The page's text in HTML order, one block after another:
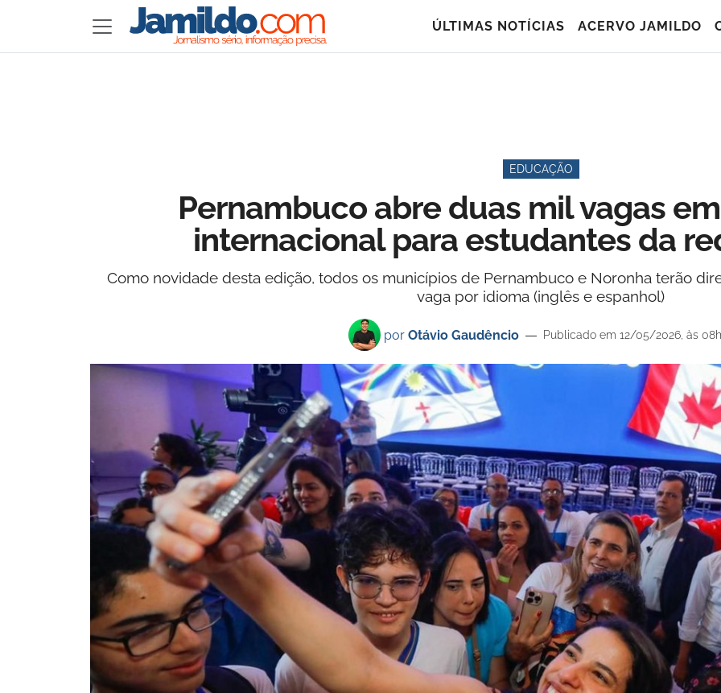
ÚLTIMAS NOTÍCIAS ACERVO JAMILDO
EDUCAÇÃO
Pernambuco abre duas mil vagas
internacional para estudantes da
Como novidade desta edição, todos os municípios de Pernambuco e Noronha terão
vaga por idioma (inglês e espanhol)
por Otávio Gaudêncio Publicado em 12/05/2026, às